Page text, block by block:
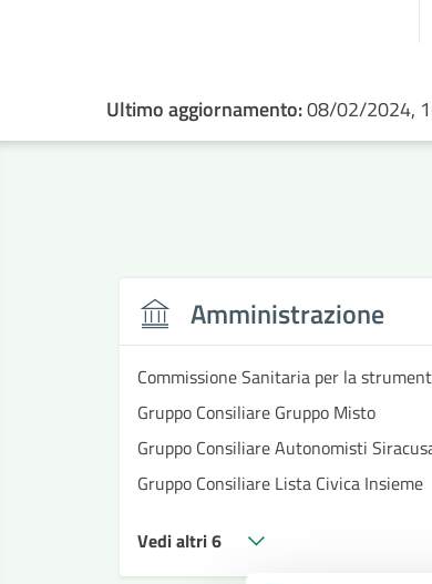
Ultimo aggiornamento:08/02/2024,
Amministrazione
Commissione Sanitaria per la
Gruppo Consiliare Gruppo Misto
Gruppo Consiliare Autonomisti
Gruppo Consiliare Lista Civica Insieme
Vedi altri 6